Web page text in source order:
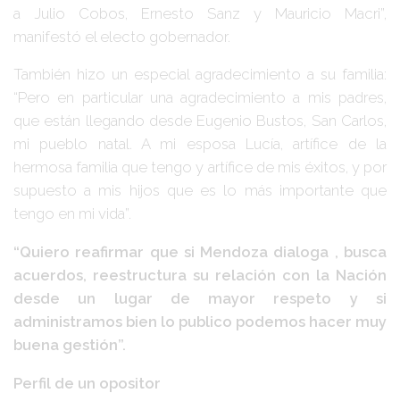
a Julio Cobos, Ernesto Sanz y Mauricio Macri”,
manifestó el electo gobernador.
También hizo un especial agradecimiento a su familia:
“Pero en particular una agradecimiento a mis padres,
que están llegando desde Eugenio Bustos, San Carlos,
mi pueblo natal. A mi esposa Lucía, artífice de la
hermosa familia que tengo y artífice de mis éxitos, y por
supuesto a mis hijos que es lo más importante que
tengo en mi vida”.
“Quiero reafirmar que si Mendoza dialoga , busca
acuerdos, reestructura su relación con la Nación
desde un lugar de mayor respeto y si
administramos bien lo publico podemos hacer muy
buena gestión”.
Perfil de un opositor